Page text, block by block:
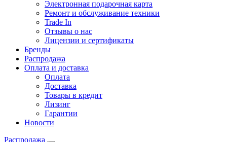
Электронная подарочная карта
Ремонт и обслуживание техники
Trade In
Отзывы о нас
Лицензии и сертификаты
Бренды
Распродажа
Оплата и доставка
Оплата
Доставка
Товары в кредит
Лизинг
Гарантии
Новости
Распродажа